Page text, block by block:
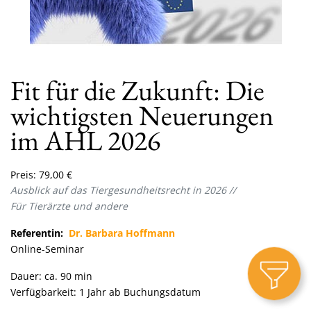
Fit für die Zukunft: Die
wichtigsten Neuerungen
im AHL 2026
Preis: 79,00 €
Ausblick auf das Tiergesundheitsrecht in 2026//
Für Tierärzte und andere
Referentin: Dr. Barbara Hoffmann
Online-Seminar
Dauer: ca. 90 min
Verfügbarkeit: 1 Jahr ab Buchungsdatum